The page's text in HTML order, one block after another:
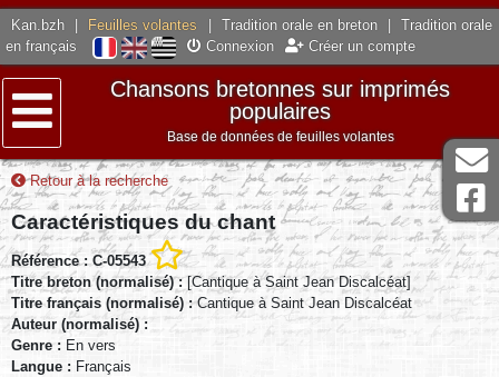
Kan.bzh Feuilles volantes Tradition orale en breton
Tradition orale
en français
Connexion Créer un compte
Menu
Chansons bretonnes sur imprimés
populaires
Base de données de feuilles volantes
Retour à la recherche
Caractéristiques du chant
Référence : C-05543
Titre breton (normalisé) :[Cantique à Saint Jean Discalcéat]
Titre français (normalisé) :Cantique à Saint Jean Discalcéat
Auteur (normalisé) :
Genre : En vers
Langue : Français